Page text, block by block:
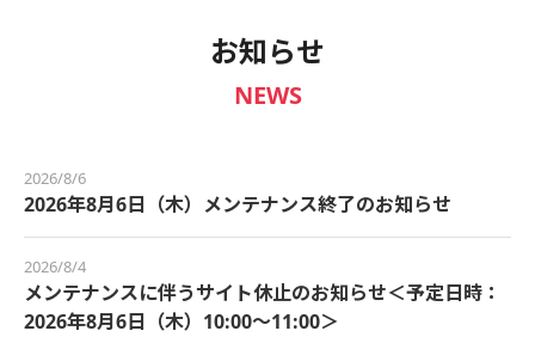
お知らせ
NEWS
2026/8/6
2026年8月6日（木）メンテナンス終了のお知らせ
2026/8/4
メンテナンスに伴うサイト休止のお知らせ＜予定日時：
2026年8月6日（木）10:00～11:00＞